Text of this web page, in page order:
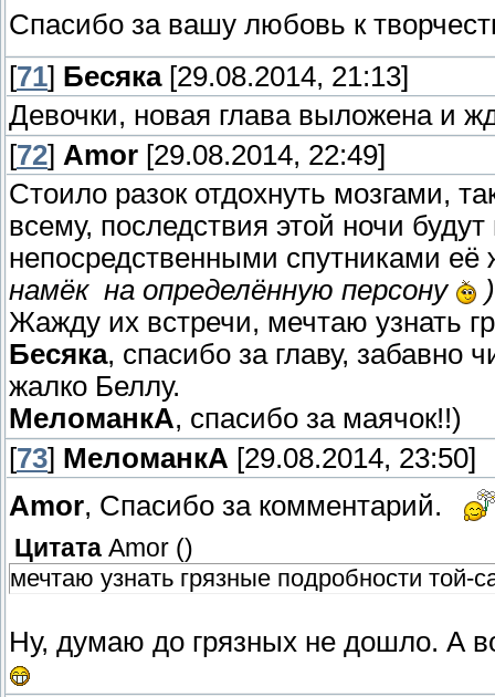
Спасибо за вашу любовь к
[71] Бесяка[29.08.2014, 21:13]
Девочки, новая глава выложена и
[72] Amor [29.08.2014, 22:49]
Стоило разок отдохнуть мозгами,
всему, последствия этой ночи
непосредственными спутниками
намёк на определённую персону
Жажду их встречи, мечтаю узнать
Бесяка, спасибо за главу, забавно
жалко Беллу.
МеломанкА, спасибо за маячок!!)
[73] МеломанкА [29.08.2014, 23:50]
Amor, Спасибо за комментарий.
Цитата Amor ()
мечтаю узнать грязные подробности той-
Ну, думаю до грязных не дошло. А